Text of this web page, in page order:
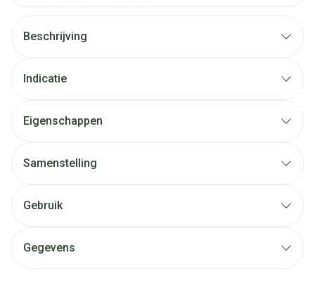
Beschrijving
Indicatie
Eigenschappen
Samenstelling
Gebruik
Gegevens